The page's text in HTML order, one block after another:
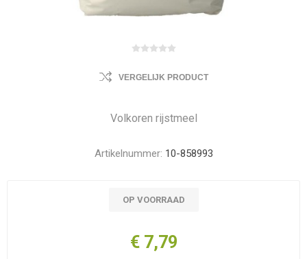
VERGELIJK PRODUCT
Volkoren rijstmeel
Artikelnummer: 10-858993
OP VOORRAAD
€ 7,79